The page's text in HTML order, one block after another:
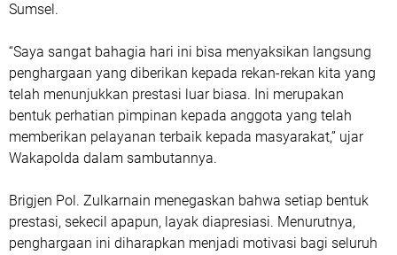
Sumsel.
“Saya sangat bahagia hari ini bisa menyaksikan langsung
penghargaan yang diberikan kepada rekan-rekan kita yang
telah menunjukkan prestasi luar biasa. Ini merupakan
bentuk perhatian pimpinan kepada anggota yang telah
memberikan pelayanan terbaik kepada masyarakat,” ujar
Wakapolda dalam sambutannya.
Brigjen Pol. Zulkarnain menegaskan bahwa setiap bentuk
prestasi, sekecil apapun, layak diapresiasi. Menurutnya,
penghargaan ini diharapkan menjadi motivasi bagi seluruh